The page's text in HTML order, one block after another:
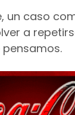
un caso
a